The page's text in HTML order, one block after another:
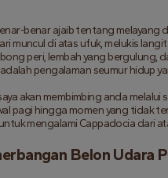
benar ajaib tentang melayang
muncul di atas ufuk, melukis
peri, lembah yang bergulung,
pengalaman seumur hidup
akan membimbing anda
pagi hingga momen yang tidak
mengalami Cappadocia dari
Belon Udara